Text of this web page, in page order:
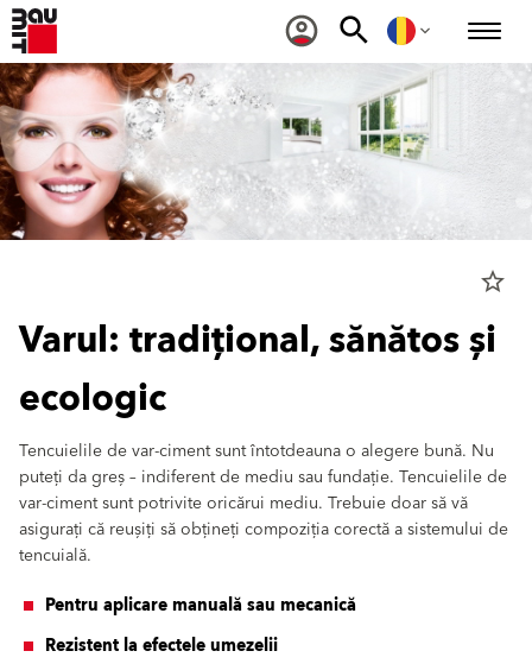
star_border
Varul: tradițional, sănătos și
ecologic
Tencuielile de var-ciment sunt întotdeauna o alegere bună. Nu
puteți da greș – indiferent de mediu sau fundație. Tencuielile de
var-ciment sunt potrivite oricărui mediu. Trebuie doar să vă
asigurați că reușiți să obțineți compoziția corectă a sistemului de
tencuială.
Pentru aplicare manuală sau mecanică
Rezistent la efectele umezelii